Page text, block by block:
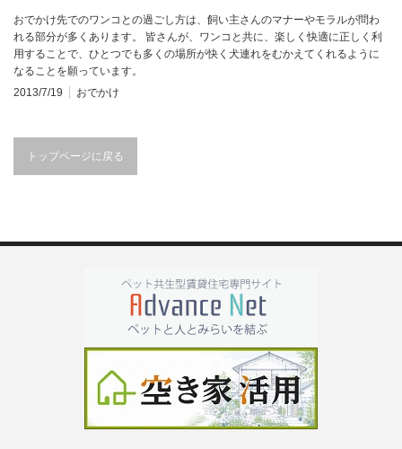
おでかけ先でのワンコとの過ごし方は、飼い主さんのマナーやモラルが問わ
れる部分が多くあります。 皆さんが、ワンコと共に、楽しく快適に正しく利
用することで、ひとつでも多くの場所が快く犬連れをむかえてくれるように
なることを願っています。
2013/7/19
おでかけ
トップページに戻る